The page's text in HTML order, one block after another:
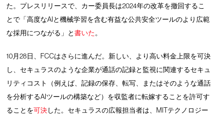
た。プレスリリースで、カー委員長は2024年の改革を撤回するこ
とで「高度なAIと機械学習を含む有益な公共安全ツールのより広範
な採用につながる」と書いた。
10月28日、FCCはさらに進んだ。新しい、より高い料金上限を可決
し、セキュラスのような企業が通話の記録と監視に関連するセキュ
リティコスト（例えば、記録の保存、転写、またはそのような通話
を分析するAIツールの構築など）を収監者に転嫁することを許可す
ることを可決した。セキュラスの広報担当者は、MITテクノロジー